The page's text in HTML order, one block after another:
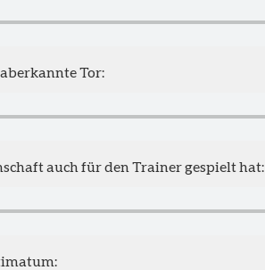
Tor:
auch für den Trainer gespielt hat: